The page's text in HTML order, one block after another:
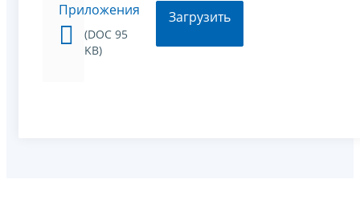
Приложения
(DOC 95
KB)
Загрузить